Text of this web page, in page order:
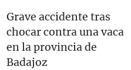
Grave accidente tras
chocar contra una vaca
en la provincia de
Badajoz